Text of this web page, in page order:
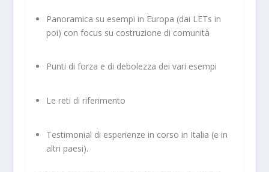
Panoramica su esempi in Europa (dai LETs in
poi) con focus su costruzione di comunità
Punti di forza e di debolezza dei vari esempi
Le reti di riferimento
Testimonial di esperienze in corso in Italia (e in
altri paesi).